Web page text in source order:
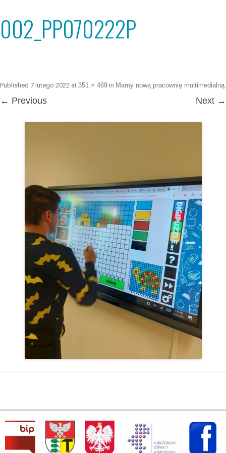
002_PP070222P
Published 7 lutego 2022 at 351 × 469 in Mamy nową pracownię multimedialną.
← Previous Next →